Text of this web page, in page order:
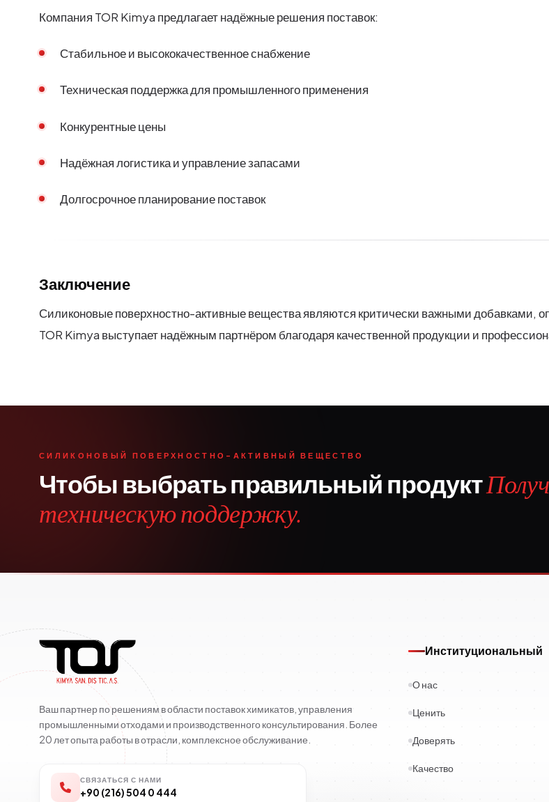
Компания TOR Kimya предлагает надёжные решения поставок:
Стабильное и высококачественное снабжение
Техническая поддержка для промышленного применения
Конкурентные цены
Надёжная логистика и управление запасами
Долгосрочное планирование поставок
Заключение
Силиконовые поверхностно-активные вещества являются критически важными добавками,
TOR Kimya выступает надёжным партнёром благодаря качественной продукции и
СИЛИКОНОВЫЙ ПОВЕРХНОСТНО-АКТИВНЫЙ ВЕЩЕСТВО
Чтобы выбрать правильный продукт
техническую поддержку.
Ваш партнер по решениям в области поставок химикатов, управления
промышленными отходами и производственного консультирования. Более
20 лет опыта работы в отрасли, комплексное обслуживание.
СВЯЗАТЬСЯ С НАМИ
+90 (216) 504 0 444
Институциональный
О нас
Ценить
Доверять
Качество